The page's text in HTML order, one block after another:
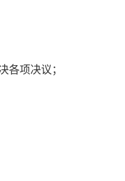
各项决议；